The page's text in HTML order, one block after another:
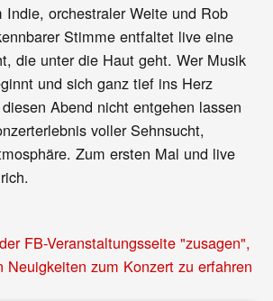
Indie, orchestraler Weite und Rob
Stimme entfaltet live eine
die unter die Haut geht. Wer Musik
und sich ganz tief ins Herz
Abend nicht entgehen lassen
voller Sehnsucht,
Zum ersten Mal und live
FB-Veranstaltungsseite "zusagen",
Neuigkeiten zum Konzert zu erfahren